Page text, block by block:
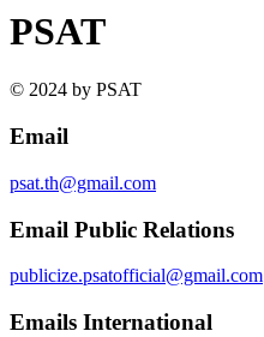
PSAT
© 2024 by PSAT
Email
psat.th@gmail.com
Email Public Relations
publicize.psatofficial@gmail.com
Emails International